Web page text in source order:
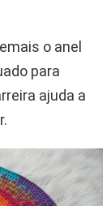
o anel
para
ajuda a